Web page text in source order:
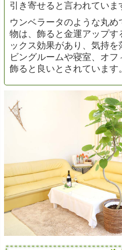
引き寄せると言われていま
ウンベラータのような丸
物は、飾ると金運アップす
ックス効果があり、気持を
ビングルームや寝室、オ
飾ると良いとされています。